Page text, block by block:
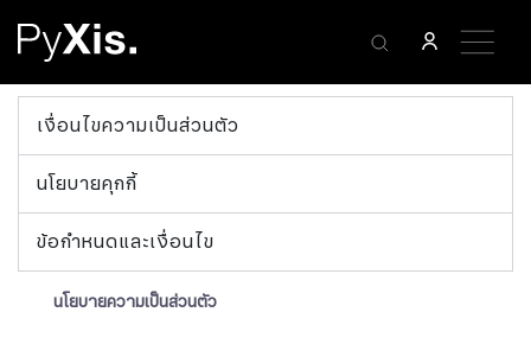
เงื่อนไขความเป็นส่วนตัว
นโยบายคุกกี้
ข้อกำหนดและเงื่อนไข
นโยบายความเป็นส่วนตัว